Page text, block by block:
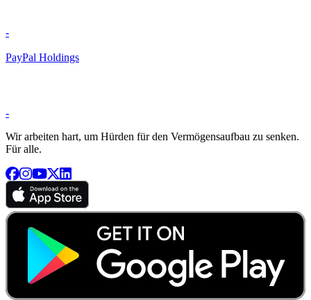
-
PayPal Holdings
-
Wir arbeiten hart, um Hürden für den Vermögensaufbau zu senken.
Für alle.